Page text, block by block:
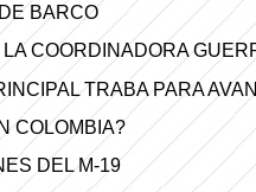
BARCO
COORDINADORA
TRABA PARA
COLOMBIA?
DEL M-19